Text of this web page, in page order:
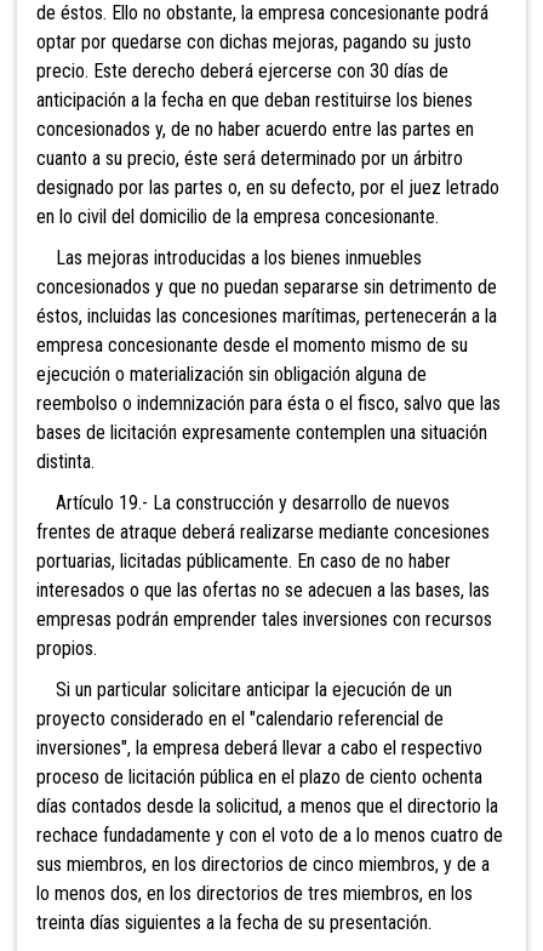
de éstos. Ello no obstante, la empresa concesionante podrá
optar por quedarse con dichas mejoras, pagando su justo
precio. Este derecho deberá ejercerse con 30 días de
anticipación a la fecha en que deban restituirse los bienes
concesionados y, de no haber acuerdo entre las partes en
cuanto a su precio, éste será determinado por un árbitro
designado por las partes o, en su defecto, por el juez letrado
en lo civil del domicilio de la empresa concesionante.
Las mejoras introducidas a los bienes inmuebles
concesionados y que no puedan separarse sin detrimento de
éstos, incluidas las concesiones marítimas, pertenecerán a la
empresa concesionante desde el momento mismo de su
ejecución o materialización sin obligación alguna de
reembolso o indemnización para ésta o el fisco, salvo que las
bases de licitación expresamente contemplen una situación
distinta.
Artículo 19.- La construcción y desarrollo de nuevos
frentes de atraque deberá realizarse mediante concesiones
portuarias, licitadas públicamente. En caso de no haber
interesados o que las ofertas no se adecuen a las bases, las
empresas podrán emprender tales inversiones con recursos
propios.
Si un particular solicitare anticipar la ejecución de un
proyecto considerado en el "calendario referencial de
inversiones", la empresa deberá llevar a cabo el respectivo
proceso de licitación pública en el plazo de ciento ochenta
días contados desde la solicitud, a menos que el directorio la
rechace fundadamente y con el voto de a lo menos cuatro de
sus miembros, en los directorios de cinco miembros, y de a
lo menos dos, en los directorios de tres miembros, en los
treinta días siguientes a la fecha de su presentación.